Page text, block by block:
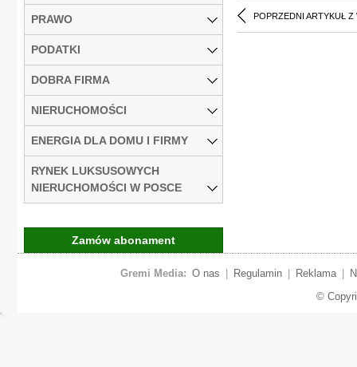
POPRZEDNI ARTYKUŁ Z
PRAWO
PODATKI
DOBRA FIRMA
NIERUCHOMOŚCI
ENERGIA DLA DOMU I FIRMY
RYNEK LUKSUSOWYCH
NIERUCHOMOŚCI W POSCE
Zamów abonament
Gremi Media: O nas Regulamin Reklama
©